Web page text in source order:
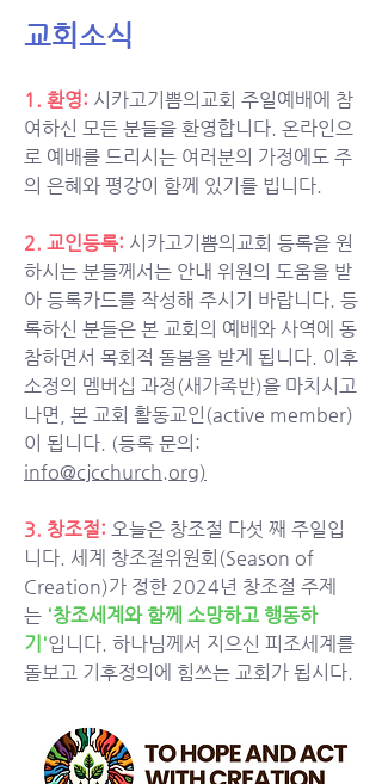
교회소식
1. 환영: 시카고기쁨의교회 주일예배에 참
여하신 모든 분들을 환영합니다. 온라인으
로 예배를 드리시는 여러분의 가정에도 주
의 은혜와 평강이 함께 있기를 빕니다.
2. 교인등록: 시카고기쁨의교회 등록을 원
하시는 분들께서는 안내 위원의 도움을 받
아 등록카드를 작성해 주시기 바랍니다. 등
록하신 분들은 본 교회의 예배와 사역에 동
참하면서 목회적 돌봄을 받게 됩니다. 이후
소정의 멤버십 과정(새가족반)을 마치시고
나면, 본 교회 활동교인(active member)
info@cjcchurch.org)
3. 창조절: 오늘은 창조절 다섯 째 주일입
니다. 세계 창조절위원회(Season of
Creation)가 정한 2024년 창조절 주제
는 '창조세계와 함께 소망하고 행동하
기'입니다. 하나님께서 지으신 피조세계를
돌보고 기후정의에 힘쓰는 교회가 됩시다.